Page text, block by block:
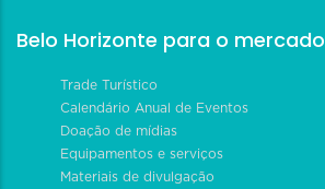
Belo Horizonte para o mercado
Trade Turístico
Calendário Anual de Eventos
Doação de mídias
Equipamentos e serviços
Materiais de divulgação